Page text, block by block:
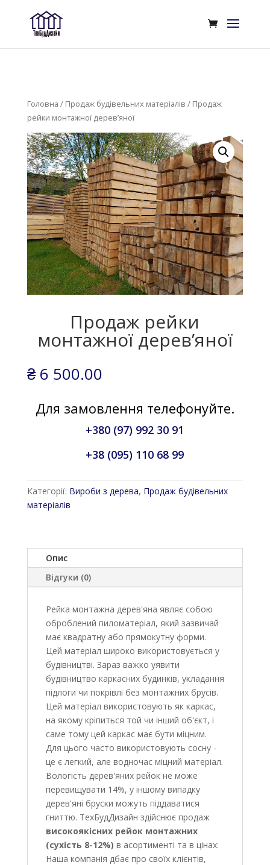
Головна / Продаж будівельних матеріалів / Продаж
рейки монтажної дерев’яної
Продаж рейки
монтажної дерев’яної
₴6 500.00
Для замовлення телефонуйте.
+380 (97) 992 30 91
+38 (095) 110 68 99
Категорії: Вироби з дерева, Продаж будівельних
матеріалів
Опис
Відгуки (0)
Рейка монтажна дерев'яна являє собою
оброблений пиломатеріал, який зазвичай
має квадратну або прямокутну форми.
Цей матеріал широко використовується у
будівництві. Зараз важко уявити
будівництво каркасних будинків, укладання
підлоги чи покрівлі без монтажних брусів.
Цей матеріал використовують як каркас,
на якому кріпиться той чи інший об'єкт, і
саме тому цей каркас має бути міцним.
Для цього часто використовують сосну -
це є легкий, але водночас міцний матеріал.
Вологість дерев'яних рейок не може
перевищувати 14%, у іншому випадку
дерев'яні бруски можуть піддаватися
гниттю. ТехБудДизайн здійснює продаж
високоякісних рейок монтажних
(сухість 8-12%) в асортименті та в цінах:
Наша компанія дбає про своїх клієнтів,